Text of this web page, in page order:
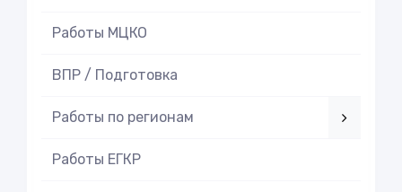
Работы МЦКО
ВПР / Подготовка
Работы по регионам
Работы ЕГКР